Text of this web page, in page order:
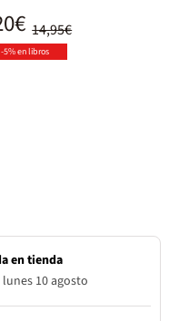
14,95€
5% en libros
en tienda
10 agosto